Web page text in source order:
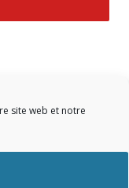
site web et notre